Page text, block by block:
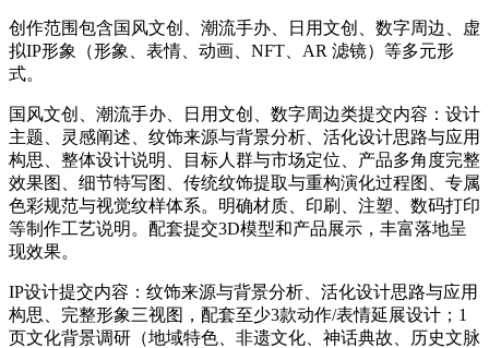
创作范围包含国风文创、潮流手办、日用文创、数字周边、虚
拟IP形象（形象、表情、动画、NFT、AR 滤镜）等多元形
式。
国风文创、潮流手办、日用文创、数字周边类提交内容：设计
主题、灵感阐述、纹饰来源与背景分析、活化设计思路与应用
构思、整体设计说明、目标人群与市场定位、产品多角度完整
效果图、细节特写图、传统纹饰提取与重构演化过程图、专属
色彩规范与视觉纹样体系。明确材质、印刷、注塑、数码打印
等制作工艺说明。配套提交3D模型和产品展示，丰富落地呈
现效果。
IP设计提交内容：纹饰来源与背景分析、活化设计思路与应用
构思、完整形象三视图，配套至少3款动作/表情延展设计；1
页文化背景调研（地域特色、非遗文化、神话典故、历史文脉